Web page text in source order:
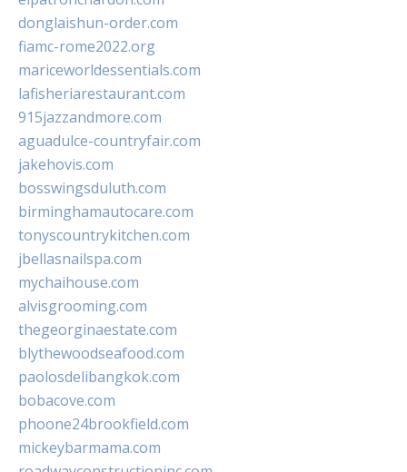
donglaishun-order.com
fiamc-rome2022.org
mariceworldessentials.com
lafisheriarestaurant.com
915jazzandmore.com
aguadulce-countryfair.com
jakehovis.com
bosswingsduluth.com
birminghamautocare.com
tonyscountrykitchen.com
jbellasnailspa.com
mychaihouse.com
alvisgrooming.com
thegeorginaestate.com
blythewoodseafood.com
paolosdelibangkok.com
bobacove.com
phoone24brookfield.com
mickeybarmama.com